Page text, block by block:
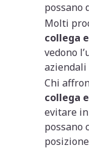
possano
Molti
collega
vedono
aziendali
Chi
collega
evitare
possano